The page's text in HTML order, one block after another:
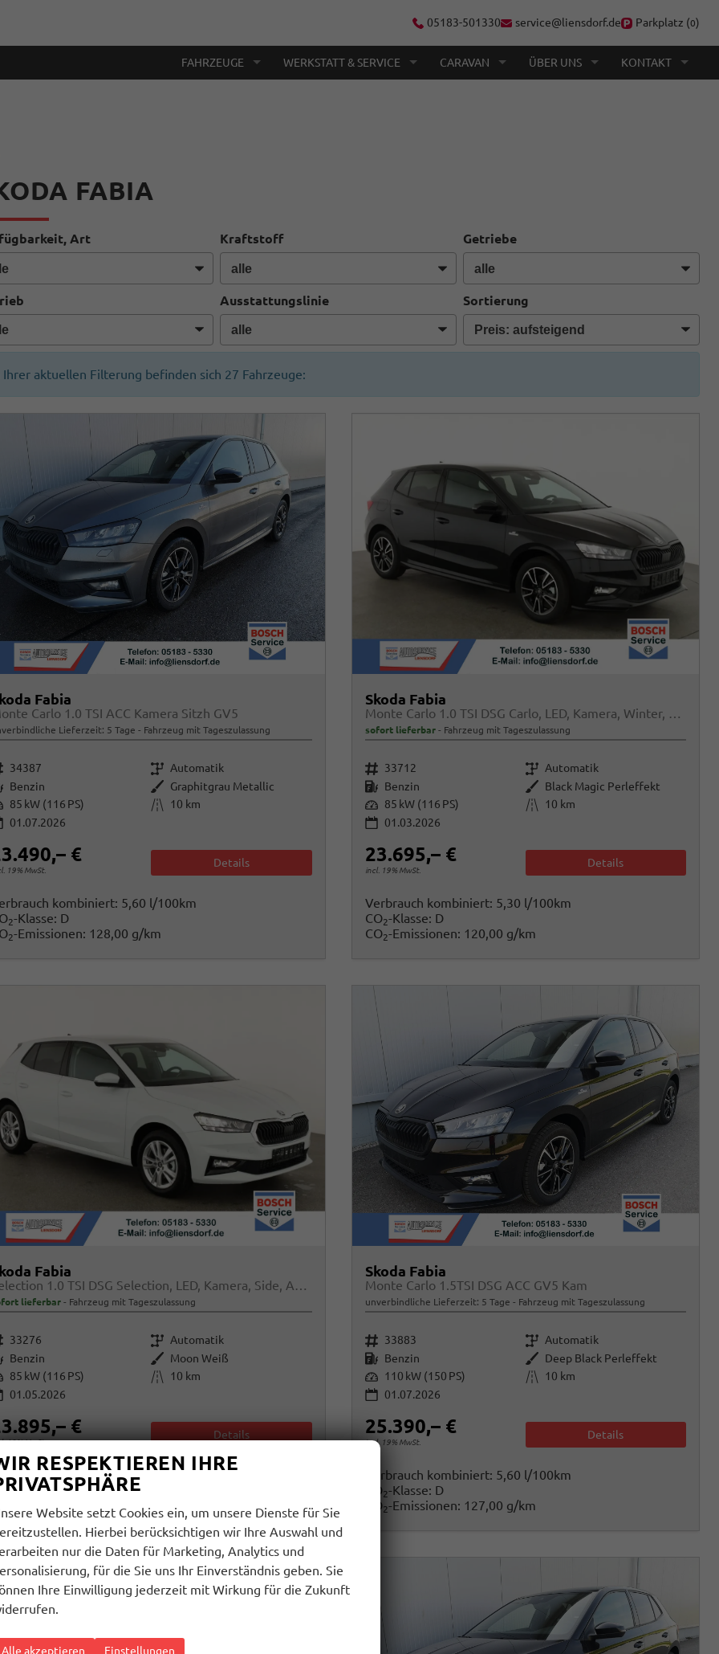
05183-501330 service@liensdorf.de Parkplatz (0)
FAHRZEUGE WERKSTATT & SERVICE CARAVAN ÜBER UNS KONTAKT
FABIA
Art Kraftstoff Getriebe
Ausstattungslinie Sortierung
Ihrer aktuellen Filterung befinden sich 27 Fahrzeuge:
Fabia
Carlo 1.0 TSI ACC Kamera Sitzh GV5
Lieferzeit: 5 Tage Fahrzeug mit Tageszulassung
34387 Getriebe Automatik
Benzin Außenfarbe Graphitgrau Metallic
85 kW (116 PS) Kilometerstand 10 km
01.07.2026
€
19% MwSt.
Details
kombiniert: 5,60 l/100km
2-Klasse: D
2-Emissionen: 128,00 g/km
Skoda Fabia
Monte Carlo 1.0 TSI DSG Carlo, LED, Kamera, Winter, 4 J.-Garantie
sofort lieferbar Fahrzeug mit Tageszulassung
Fahrzeugnr. 33712 Getriebe Automatik
Kraftstoff Benzin Außenfarbe Black Magic Perleffekt
Leistung 85 kW (116 PS) Kilometerstand
10 km
01.03.2026
23.695,– €
incl. 19% MwSt.
Details
Verbrauch kombiniert: 5,30 l/100km
CO2-Klasse: D
CO2-Emissionen: 120,00 g/km
Fabia
Selection 1.0 TSI DSG Selection, LED, Kamera, Side, ACC, Winter, Ladeboden, sofort
lieferbar Fahrzeug mit Tageszulassung
33276 Getriebe Automatik
Benzin Außenfarbe Moon Weiß
85 kW (116 PS) Kilometerstand 10 km
01.05.2026
€
19% MwSt.
Details
kombiniert:5,20 l/100km
2-Klasse: D
2 -Emissionen: 119,00 g/km
Skoda Fabia
Monte Carlo 1.5TSI DSG ACC GV5 Kam
unverbindliche Lieferzeit: 5 Tage Fahrzeug mit Tageszulassung
Fahrzeugnr. 33883 Getriebe Automatik
Kraftstoff Benzin Außenfarbe Deep Black Perleffekt
Leistung 110 kW (150 PS) Kilometerstand
10 km
01.07.2026
25.390,– €
incl. 19% MwSt.
Details
Verbrauch kombiniert: 5,60 l/100km
CO2-Klasse: D
CO2-Emissionen: 127,00 g/km
RESPEKTIEREN IHRE
Website setzt Cookies ein, um unsere Dienste für Sie
Hierbei berücksichtigen wir Ihre Auswahl und
nur die Daten für Marketing, Analytics und
für die Sie uns Ihr Einverständnis geben. Sie
Ihre Einwilligung jederzeit mit Wirkung für die Zukunft
Alle akzeptieren Einstellungen